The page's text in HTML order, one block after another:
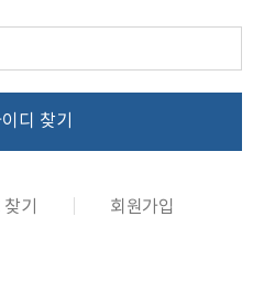
디 찾기
기 회원가입